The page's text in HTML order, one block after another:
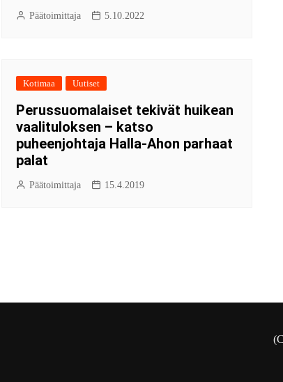
Päätoimittaja 5.10.2022
Kotimaa Uutiset
Perussuomalaiset tekivät huikean
vaalituloksen – katso
puheenjohtaja Halla-Ahon parhaat
palat
Päätoimittaja 15.4.2019